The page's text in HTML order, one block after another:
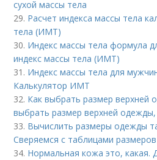
сухой массы тела
29. Расчет индекса массы тела
тела (ИМТ)
30. Индекс массы тела формула
индекс массы тела (ИМТ)
31. Индекс массы тела для
Калькулятор ИМТ
32. Как выбрать размер верхней
выбрать размер верхней
33. Вычислить размеры одежды
Сверяемся с таблицами
34. Нормальная кожа это, какая.